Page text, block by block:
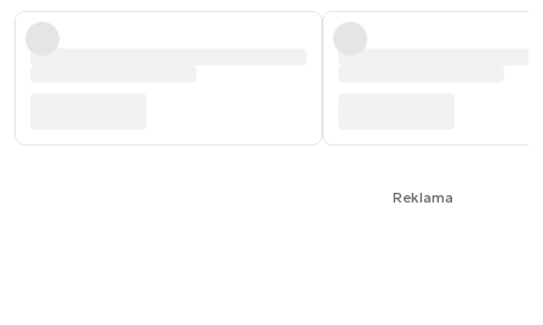
Reklama